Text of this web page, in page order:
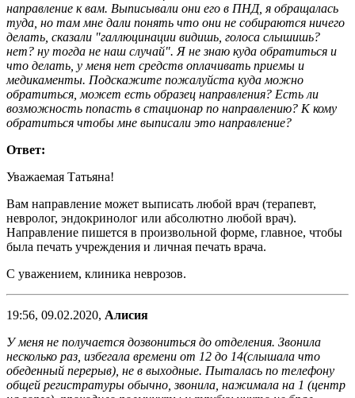
направление к вам. Выписывали они его в ПНД, я обращалась
туда, но там мне дали понять что они не собираются ничего
делать, сказали "галлюцинации видишь, голоса слышишь?
нет? ну тогда не наш случай". Я не знаю куда обратиться и
что делать, у меня нет средств оплачивать приемы и
медикаменты. Подскажите пожалуйста куда можно
обратиться, может есть образец направления? Есть ли
возможность попасть в стационар по направлению? К кому
обратиться чтобы мне выписали это направление?
Ответ:
Уважаемая Татьяна!
Вам направление может выписать любой врач (терапевт,
невролог, эндокринолог или абсолютно любой врач).
Направление пишется в произвольной форме, главное, чтобы
была печать учреждения и личная печать врача.
С уважением, клиника неврозов.
19:56, 09.02.2020, Алисия
У меня не получается дозвониться до отделения. Звонила
несколько раз, избегала времени от 12 до 14(слышала что
обеденный перерыв), не в выходные. Пыталась по телефону
общей регистратуры обычно, звонила, нажимала на 1 (центр